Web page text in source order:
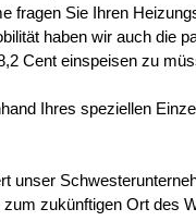
fragen Sie Ihren
haben wir auch die
Cent einspeisen zu
Ihres speziellen
unser
zukünftigen Ort des